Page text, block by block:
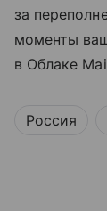
за
моменты
в Облаке
Россия